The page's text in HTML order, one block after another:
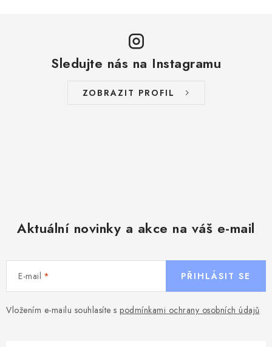
Sledujte nás na Instagramu
ZOBRAZIT PROFIL
Aktuální novinky a akce na váš e-mail
E-mail
Vložením e-mailu souhlasíte s podmínkami ochrany osobních údajů
PŘIHLÁSIT SE